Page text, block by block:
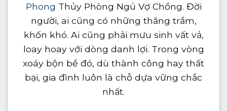
Phong Thủy Phòng Ngủ Vợ Chồng. Đời
người, ai cũng có những thăng trầm,
khốn khó. Ai cũng phải mưu sinh vất vả,
loay hoay với dòng danh lợi. Trong vòng
xoáy bộn bề đó, dù thành công hay thất
bại, gia đình luôn là chỗ dựa vững chắc
nhất.